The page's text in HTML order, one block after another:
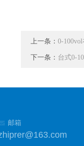
上一条： 0-
下一条： 台式0-
邮箱